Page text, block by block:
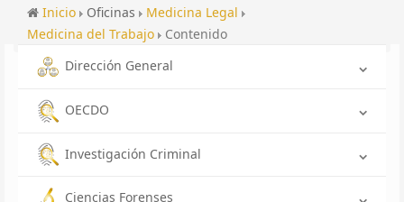
Inicio Oficinas
Medicina Legal
Medicina del Trabajo
Contenido
Dirección General
OECDO
Investigación Criminal
Ciencias Forenses